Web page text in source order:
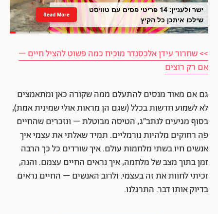
ישר ולעניין: 14 פריטי פסים עם טוויסט
שילכו איתכן כל הקיץ
Read More
>> שחרור עידן אלכסנדר מוכיח כמה פשוט להציל חיים –
אם רק רוצים
גם אם מאוד מנסים להתעלם ממה שקורה כאן ומתאמצים
לא לשמוע חדשות בכלל (שגם הן מראות אולי שמינית אמת),
בסוף מגיעים לנתב״ג, הטיסה מבוטלת – ונזכרים שהחיים
פה רחוקים מלהיות נורמליים. תמיד שאלתי את עצמי איך
אנשים חיו בשתי מלחמות עולם. איך שורדים כל כך הרבה
זמן בתוך מצב של מלחמה, איך נראים החיים עצמם. והנה,
זכיתי לחוות את זה בעצמי. ולרוב האנשים – החיים נראים
בדיוק אותו דבר. התרגלנו.